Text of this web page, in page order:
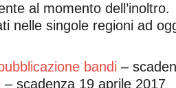
al momento dell’inoltro.
nelle singole regioni ad
bandi –
– scadenza 19 aprile 2017